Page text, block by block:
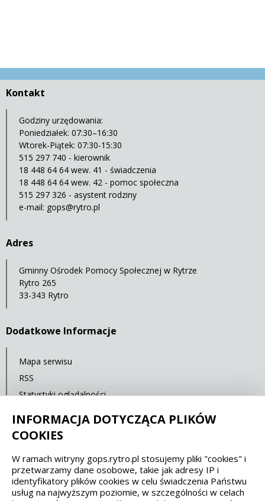
Kontakt
Godziny urzędowania:
Poniedziałek: 07:30–16:30
Wtorek-Piątek: 07:30-15:30
515 297 740 - kierownik
18 448 64 64 wew. 41 - świadczenia
18 448 64 64 wew. 42 - pomoc społeczna
515 297 326 - asystent rodziny
e-mail: gops@rytro.pl
Adres
Gminny Ośrodek Pomocy Społecznej w Rytrze
Rytro 265
33-343 Rytro
Dodatkowe Informacje
Mapa serwisu
RSS
Statystyki oglądalności
Spełniamy standardy dostępności oraz W3C
WCAG 2.1 SECTION 508 EAA/EN 301549
INFORMACJA DOTYCZĄCA PLIKÓW
COOKIES
W ramach witryny gops.rytro.pl stosujemy pliki "cookies" i
przetwarzamy dane osobowe, takie jak adresy IP i
identyfikatory plików cookies w celu świadczenia Państwu
usług na najwyższym poziomie, w szczególności w celach